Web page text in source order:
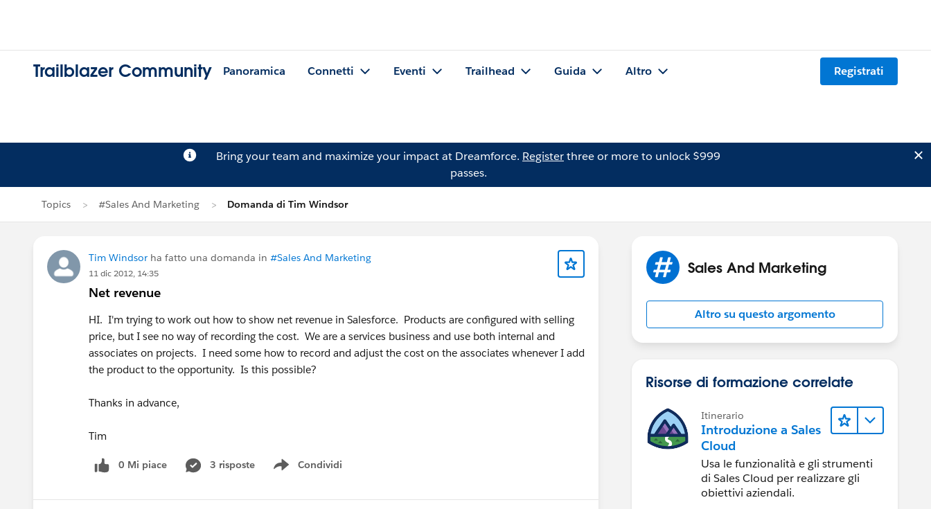
Trailblazer Community Panoramica Connetti Eventi Trailhead Guida Altro Registrati
Bring your team and maximize your impact at Dreamforce. Registerthree or more to unlock $999
passes.
Topics #Sales And Marketing Domanda di Tim Windsor
Tim Windsor ha fatto una domanda in #Sales And Marketing
11 dic 2012, 14:35
Net revenue
HI. I'm trying to work out how to show net revenue in Salesforce. Products are configured with selling
price, but I see no way of recording the cost. We are a services business and use both internal and
associates on projects. I need some how to record and adjust the cost on the associates whenever I add
the product to the opportunity. Is this possible?
Thanks in advance,
Tim
0 Mi piace 3 risposte Condividi
Show menu
Sales And Marketing
Altro su questo argomento
Risorse di formazione correlate
Itinerario
Introduzione a Sales
Cloud
Usa le funzionalità e gli strumenti
di Sales Cloud per realizzare gli
obiettivi aziendali.